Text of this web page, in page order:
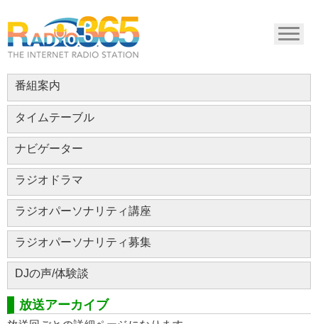
番組案内
タイムテーブル
ナビゲーター
ラジオドラマ
ラジオパーソナリティ講座
ラジオパーソナリティ募集
DJの声/体験談
放送アーカイブ